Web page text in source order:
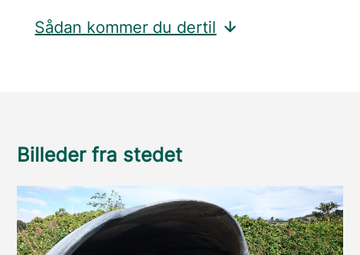
Sådan kommer du dertil
Billeder fra stedet